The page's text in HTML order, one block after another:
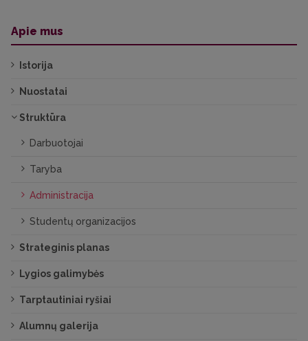
Apie mus
Istorija
Nuostatai
Struktūra
Darbuotojai
Taryba
Administracija
Studentų organizacijos
Strateginis planas
Lygios galimybės
Tarptautiniai ryšiai
Alumnų galerija